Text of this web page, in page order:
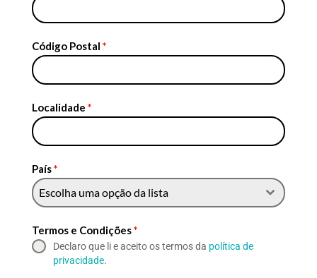
Código Postal *
Localidade *
País*
Escolha uma opção da lista
Termos e Condições*
Declaro que li e aceito os termos da política de
privacidade.